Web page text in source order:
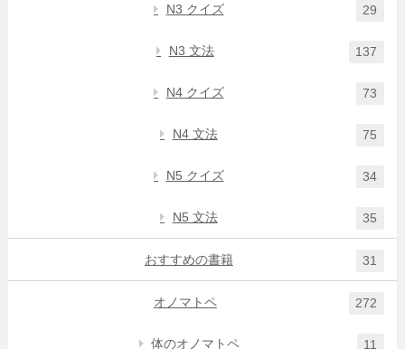
N3 クイズ 29
N3 文法 137
N4 クイズ 73
N4 文法 75
N5 クイズ 34
N5 文法 35
おすすめの書籍 31
オノマトペ 272
体のオノマトペ 11